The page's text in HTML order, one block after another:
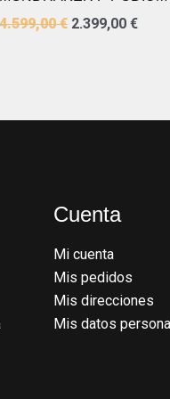
4.599,00€ 2.399,00 €
Cuenta
Mi cuenta
Mis pedidos
Mis direcciones
Mis datos